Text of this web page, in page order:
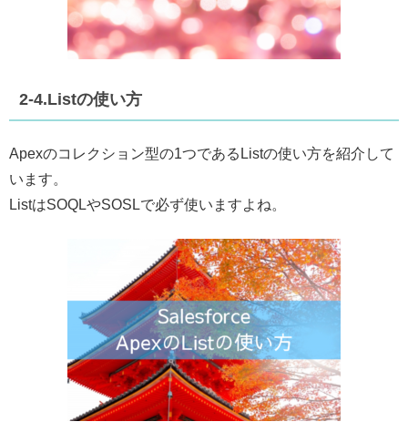
2-4.Listの使い方
Apexのコレクション型の1つであるListの使い方を紹介して
います。
ListはSOQLやSOSLで必ず使いますよね。